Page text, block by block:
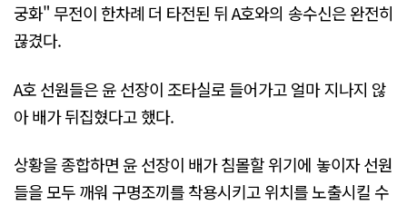
궁화" 무전이 한차례 더 타전된 뒤 A호와의 송수신은 완전히
끊겼다.
A호 선원들은 윤 선장이 조타실로 들어가고 얼마 지나지 않
아 배가 뒤집혔다고 했다.
상황을 종합하면 윤 선장이 배가 침몰할 위기에 놓이자 선원
들을 모두 깨워 구명조끼를 착용시키고 위치를 노출시킬 수